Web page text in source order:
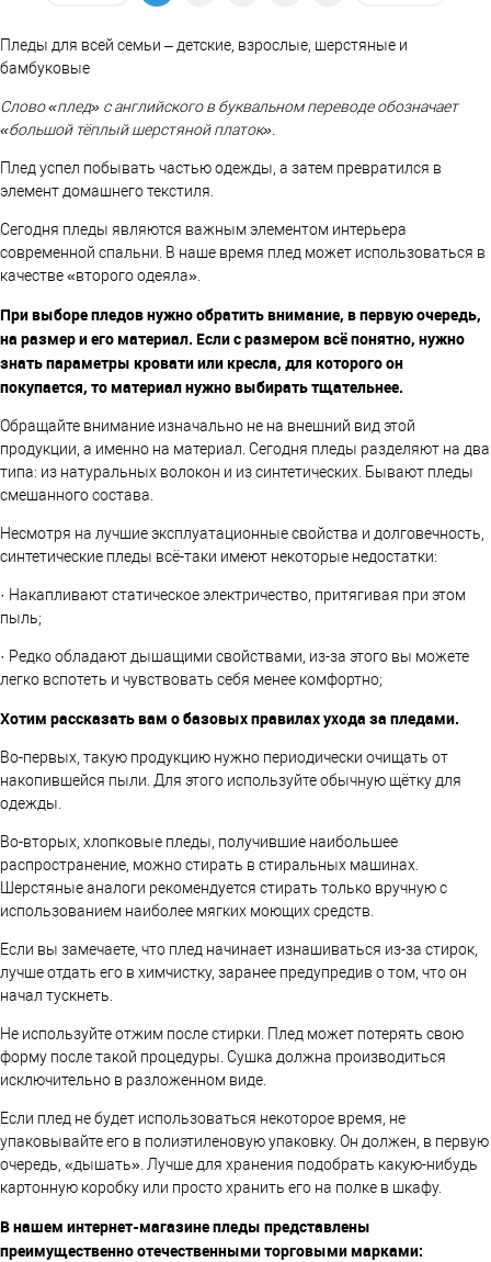
Пледы для всей семьи – детские, взрослые, шерстяные и
бамбуковые
Слово «плед» с английского в буквальном переводе обозначает
«большой тёплый шерстяной платок».
Плед успел побывать частью одежды, а затем превратился в
элемент домашнего текстиля.
Сегодня пледы являются важным элементом интерьера
современной спальни. В наше время плед может использоваться в
качестве «второго одеяла».
При выборе пледов нужно обратить внимание, в первую очередь,
на размер и его материал. Если с размером всё понятно, нужно
знать параметры кровати или кресла, для которого он
покупается, то материал нужно выбирать тщательнее.
Обращайте внимание изначально не на внешний вид этой
продукции, а именно на материал. Сегодня пледы разделяют на два
типа: из натуральных волокон и из синтетических. Бывают пледы
смешанного состава.
Несмотря на лучшие эксплуатационные свойства и долговечность,
синтетические пледы всё-таки имеют некоторые недостатки:
· Накапливают статическое электричество, притягивая при этом
пыль;
· Редко обладают дышащими свойствами, из-за этого вы можете
легко вспотеть и чувствовать себя менее комфортно;
Хотим рассказать вам о базовых правилах ухода за пледами.
Во-первых, такую продукцию нужно периодически очищать от
накопившейся пыли. Для этого используйте обычную щётку для
одежды.
Во-вторых, хлопковые пледы, получившие наибольшее
распространение, можно стирать в стиральных машинах.
Шерстяные аналоги рекомендуется стирать только вручную с
использованием наиболее мягких моющих средств.
Если вы замечаете, что плед начинает изнашиваться из-за стирок,
лучше отдать его в химчистку, заранее предупредив о том, что он
начал тускнеть.
Не используйте отжим после стирки. Плед может потерять свою
форму после такой процедуры. Сушка должна производиться
исключительно в разложенном виде.
Если плед не будет использоваться некоторое время, не
упаковывайте его в полиэтиленовую упаковку. Он должен, в первую
очередь, «дышать». Лучше для хранения подобрать какую-нибудь
картонную коробку или просто хранить его на полке в шкафу.
В нашем интернет-магазине пледы представлены
преимущественно отечественными торговыми марками: